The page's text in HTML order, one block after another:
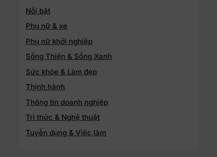
Nổi bật
Phụ nữ & xe
Phụ nữ khởi nghiệp
Sống Thiện & Sống Xanh
Sức khỏe & Làm đẹp
Thịnh hành
Thông tin doanh nghiệp
Tri thức & Nghệ thuật
Tuyển dụng & Việc làm